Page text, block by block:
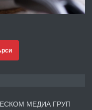
в супер център
кладенец 331м2 |
ЕСКОМ МЕДИА ГРУП